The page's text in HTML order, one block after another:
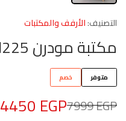
التصنيف:الأرفف والمكتبات
مكتبة مودرن MON225
متوفر خصم
7999EGP
4450 EGP